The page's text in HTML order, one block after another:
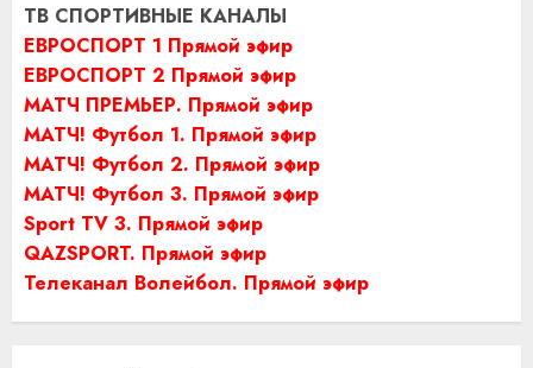
ТВ СПОРТИВНЫЕ КАНАЛЫ
ЕВРОСПОРТ 1 Прямой эфир
ЕВРОСПОРТ 2 Прямой эфир
МАТЧ ПРЕМЬЕР. Прямой эфир
МАТЧ! Футбол 1. Прямой эфир
МАТЧ! Футбол 2. Прямой эфир
МАТЧ! Футбол 3. Прямой эфир
Sport TV 3. Прямой эфир
QAZSPORT. Прямой эфир
Телеканал Волейбол. Прямой эфир